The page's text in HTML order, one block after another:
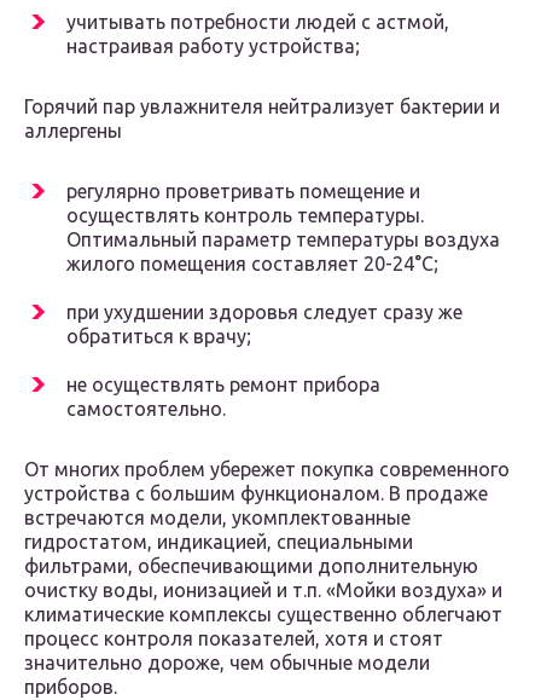
учитывать потребности людей с астмой,
настраивая работу устройства;
Горячий пар увлажнителя нейтрализует бактерии и
аллергены
регулярно проветривать помещение и
осуществлять контроль температуры.
Оптимальный параметр температуры воздуха
жилого помещения составляет 20-24°С;
при ухудшении здоровья следует сразу же
обратиться к врачу;
не осуществлять ремонт прибора
самостоятельно.
От многих проблем убережет покупка современного
устройства с большим функционалом. В продаже
встречаются модели, укомплектованные
гидростатом, индикацией, специальными
фильтрами, обеспечивающими дополнительную
очистку воды, ионизацией и т.п. «Мойки воздуха» и
климатические комплексы существенно облегчают
процесс контроля показателей, хотя и стоят
значительно дороже, чем обычные модели
приборов.